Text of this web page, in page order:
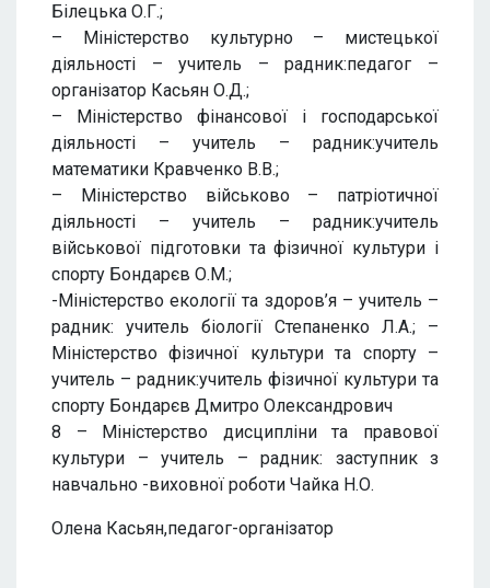
Білецька О.Г.;
– Міністерство культурно – мистецької
діяльності – учитель – радник:педагог –
організатор Касьян О.Д.;
– Міністерство фінансової і господарської
діяльності – учитель – радник:учитель
математики Кравченко В.В.;
– Міністерство військово – патріотичної
діяльності – учитель – радник:учитель
військової підготовки та фізичної культури і
спорту Бондарєв О.М.;
-Міністерство екології та здоров’я – учитель –
радник: учитель біології Степаненко Л.А.; –
Міністерство фізичної культури та спорту –
учитель – радник:учитель фізичної культури та
спорту Бондарєв Дмитро Олександрович
8 – Міністерство дисципліни та правової
культури – учитель – радник: заступник з
навчально -виховної роботи Чайка Н.О.
Олена Касьян,педагог-організатор